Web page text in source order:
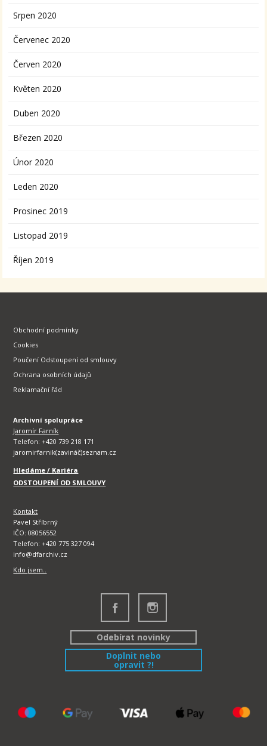
Srpen 2020
Červenec 2020
Červen 2020
Květen 2020
Duben 2020
Březen 2020
Únor 2020
Leden 2020
Prosinec 2019
Listopad 2019
Říjen 2019
Obchodní podmínky
Cookies
Poučení Odstoupení od smlouvy
Ochrana osobních údajů
Reklamační řád
Archivní spolupráce
Jaromír Farník
Telefon: +420 739 218 171
jaromirfarnik(zavináč)seznam.cz
Hledáme / Kariéra
ODSTOUPENÍ OD SMLOUVY
Kontakt
Pavel Stříbrný
IČO: 08056552
Telefon: +420 775 327 094
info@dfarchiv.cz
Kdo jsem..
Odebírat novinky
Doplnit nebo
opravit ?!